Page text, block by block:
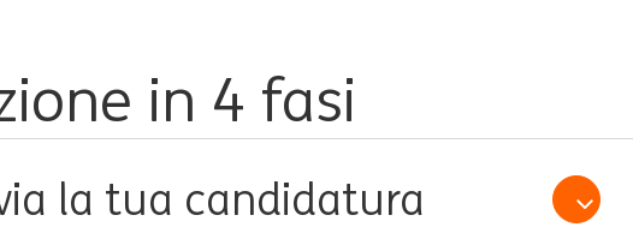
in 4 fasi
la tua candidatura Open /